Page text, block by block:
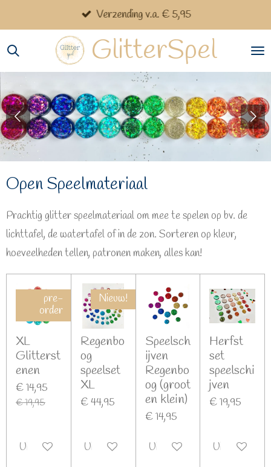
direct
naar
de
hoofdinhoud
GlitterSpel
Verzending v.a. € 5,95
Open Speelmateriaal
Prachtig glitter speelmateriaal om mee te spelen op bv. de
lichttafel, de watertafel of in de zon. Sorteren op kleur,
hoeveelheden tellen, patronen maken, alles kan!
pre-
order
XL
Glitterst
enen
€ 14,95
€ 19,95
Uitgeschakeld
Nieuw!
Regenbo
og
speelset
XL
€ 44,95
Uitgeschakeld
Speelsch
ijven
Regenbo
og (groot
en klein)
€ 14,95
Uitgeschakeld
Herfst
set
speelschi
jven
€ 19,95